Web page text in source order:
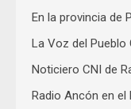
En la provincia de
La Voz del Pueblo
Noticiero CNI de
Radio Ancón en el